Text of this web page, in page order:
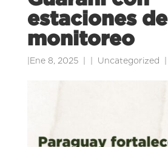
estaciones de
monitoreo
Ene 8, 2025 Uncategorized